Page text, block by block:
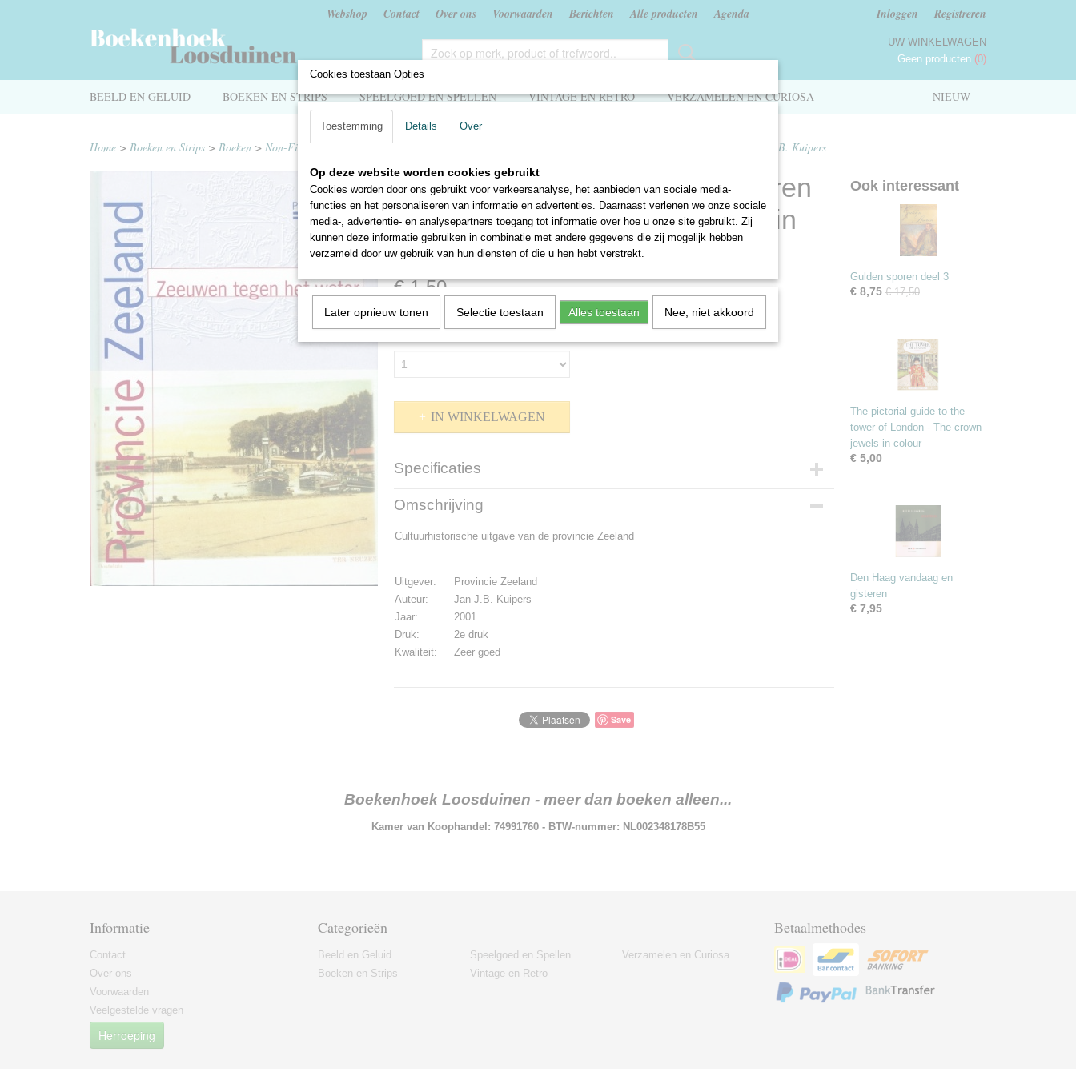
Webshop Contact Over ons Voorwaarden Berichten Alle producten Agenda Inloggen Registreren
UW WINKELWAGEN
Geen producten (0)
NIEUW
BEELD EN GELUID BOEKEN EN STRIPS SPEELGOED EN SPELLEN VINTAGE EN RETRO VERZAMELEN EN CURIOSA
Home > Boeken en Strips > Boeken > Non-Fictie >Zeeuwen tegen het water - Sporen van de waterstaatsgechiedenis in Zeeland - Jan J.B. Kuipers
Zeeuwen tegen het water - Sporen
van de waterstaatsgechiedenis in
Zeeland - Jan J.B. Kuipers
€ 1,50
✓Op voorraad
IN WINKELWAGEN
Specificaties
Productcode
Bruto gewicht
Omschrijving
Cultuurhistorische uitgave van de provincie Zeeland
Uitgever:
Provincie Zeeland
Auteur:
Jan J.B. Kuipers
Jaar:
2001
Druk:
2e druk
Kwaliteit:
Zeer goed
Save
Ook interessant
Gulden sporen deel 3
€ 8,75 € 17,50
The pictorial guide to the
tower of London - The crown
jewels in colour
€ 5,00
Den Haag vandaag en
gisteren
€ 7,95
Boekenhoek Loosduinen - meer dan boeken alleen...
Kamer van Koophandel: 74991760 - BTW-nummer: NL002348178B55
Informatie
Contact
Over ons
Voorwaarden
Veelgestelde vragen
Herroeping
Categorieën
Beeld en Geluid
Boeken en Strips
Speelgoed en Spellen
Vintage en Retro
Verzamelen en Curiosa
Betaalmethodes
Cookies toestaan Opties
Toestemming Details Over
Op deze website worden cookies gebruikt
Cookies worden door ons gebruikt voor verkeersanalyse, het aanbieden van sociale media-
functies en het personaliseren van informatie en advertenties. Daarnaast verlenen we onze sociale
media-, advertentie- en analysepartners toegang tot informatie over hoe u onze site gebruikt. Zij
kunnen deze informatie gebruiken in combinatie met andere gegevens die zij mogelijk hebben
verzameld door uw gebruik van hun diensten of die u hen hebt verstrekt.
Later opnieuw tonen Selectie toestaan Alles toestaan Nee, niet akkoord